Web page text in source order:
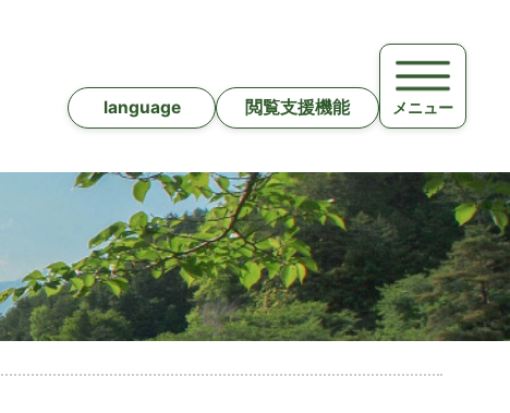
language 閲覧支援機能 メニュー